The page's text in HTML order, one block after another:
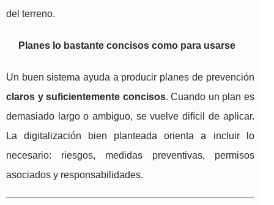
del terreno.
Planes lo bastante concisos como para usarse
Un buen sistema ayuda a producir planes de prevención
claros y suficientemente concisos. Cuando un plan es
demasiado largo o ambiguo, se vuelve difícil de aplicar.
La digitalización bien planteada orienta a incluir lo
necesario: riesgos, medidas preventivas, permisos
asociados y responsabilidades.